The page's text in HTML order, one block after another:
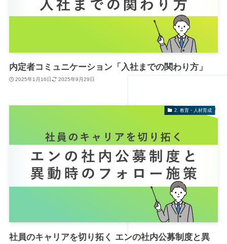
内定者コミュニケーション「入社までの関わり方」
2025年1月16日 2025年9月29日
2. 教育・人材育成
社員のキャリアを切り拓く エンの社内公募制度と異